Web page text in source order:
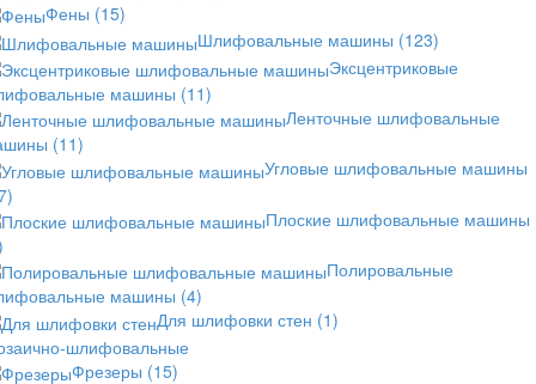
Фены (15)
Шлифовальные машины (123)
Эксцентриковые
машины (11)
Ленточные шлифовальные
(11)
Угловые шлифовальные машины
Плоские шлифовальные машины
Полировальные
машины (4)
Для шлифовки стен (1)
шлифовальные
Фрезеры (15)